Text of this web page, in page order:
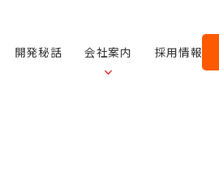
開発秘話 会社案内 採用情報